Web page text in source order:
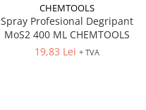
CHEMTOOLS
Spray Profesional Degripant
MoS2 400 ML CHEMTOOLS
19,83 Lei + TVA